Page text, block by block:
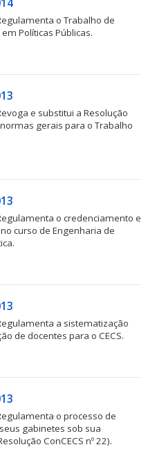
o Trabalho de
Políticas Públicas.
e substitui a Resolução
gerais para o Trabalho
o credenciamento e
curso de Engenharia de
a sistematização
de docentes para o CECS.
o processo de
gabinetes sob sua
ConCECS nº 22).